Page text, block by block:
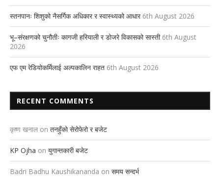
स्तनपानः शिशुको नैसर्गिक अधिकार र स्वास्थ्यको आधार 6th August 2026
भू–संरक्षणको चुनौतीः कागजी हरियाली र डोजरे विकासको सास्ती 6th August
2026
एफ एम रेडियोकर्मिलाई अल्पकालिन राहत 6th August 2026
RECENT COMMENTS
कृष्ण खनाल on तनहुँको सेरोफेरो र बजेट
KP Ojha on युगान्तकारी बजेट
Badri Badhu Kaushikananda on समय सन्दर्भ